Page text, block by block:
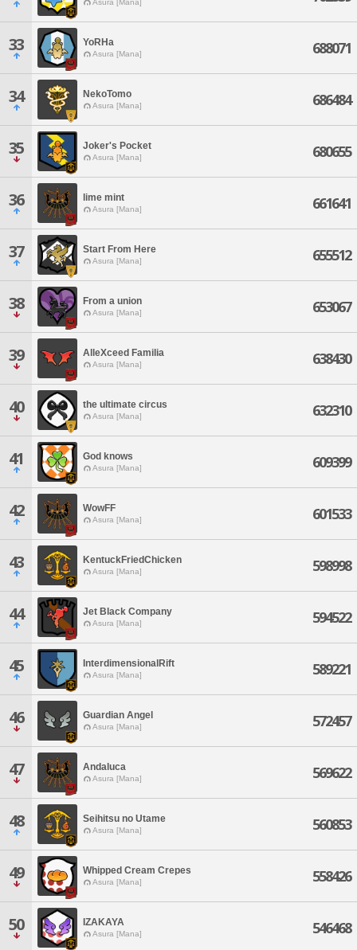
Asura [Mana]
33 YoRHa
Asura [Mana] 688071
34 NekoTomo
Asura [Mana] 686484
35 Joker's Pocket
Asura [Mana] 680655
36 lime mint
Asura [Mana] 661641
37 Start From Here
Asura [Mana] 655512
38 From a union
Asura [Mana] 653067
39 AlleXceed Familia
Asura [Mana] 638430
40 the ultimate circus
Asura [Mana] 632310
41 God knows
Asura [Mana] 609399
42 WowFF
Asura [Mana] 601533
43 KentuckFriedChicken
Asura [Mana] 598998
44 Jet Black Company
Asura [Mana] 594522
45 InterdimensionalRift
Asura [Mana] 589221
46 Guardian Angel
Asura [Mana] 572457
47 Andaluca
Asura [Mana] 569622
48 Seihitsu no Utame
Asura [Mana] 560853
49 Whipped Cream Crepes
Asura [Mana] 558426
50 IZAKAYA
Asura [Mana] 546468